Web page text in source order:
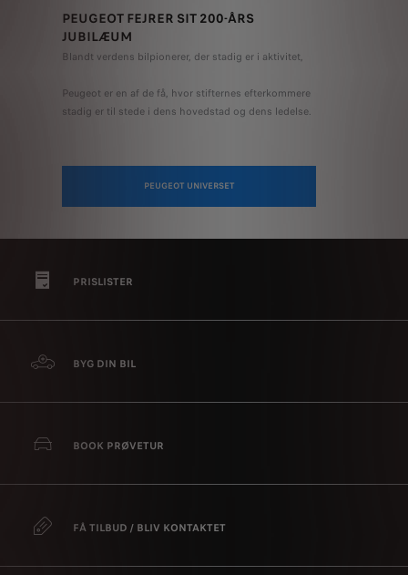
PEUGEOT FEJRER SIT 200-ÅRS
JUBILÆUM
Blandt verdens bilpionerer, der stadig er i aktivitet,
Peugeot er en af ​​de få, hvor stifternes efterkommere
stadig er til stede i dens hovedstad og dens ledelse.
PEUGEOT UNIVERSET
PRISLISTER
BYG DIN BIL
BOOK PRØVETUR
FÅ TILBUD / BLIV KONTAKTET